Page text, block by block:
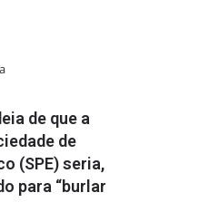
de que a
de
(SPE) seria,
para “burlar